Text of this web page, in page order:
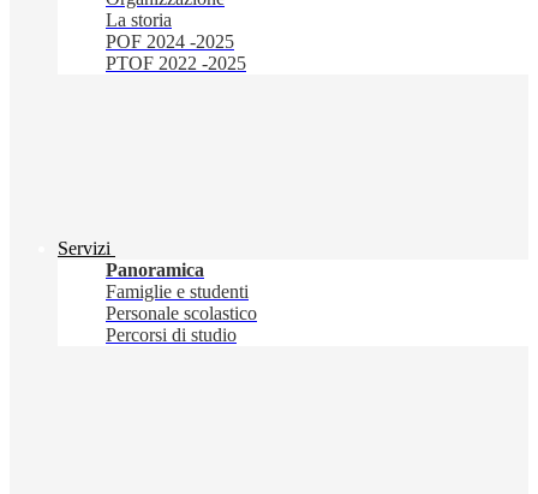
La storia
POF 2024 -2025
PTOF 2022 -2025
Servizi
Panoramica
Famiglie e studenti
Personale scolastico
Percorsi di studio